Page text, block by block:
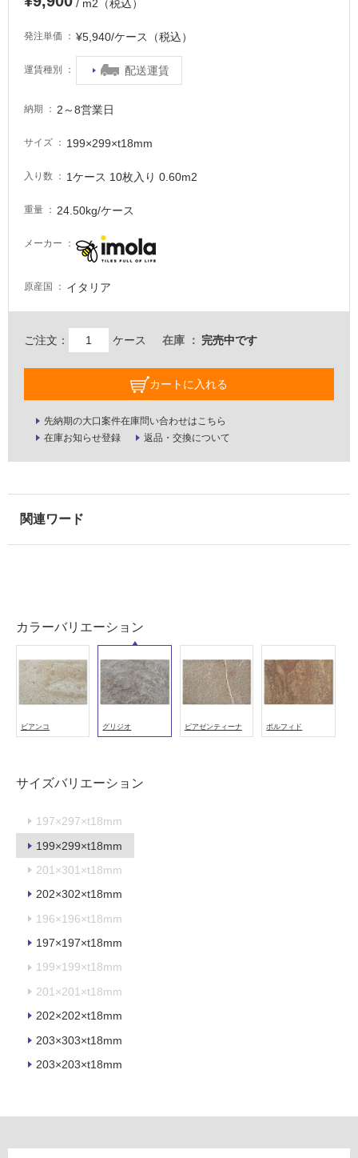
/ m2（税込）
発注単価 ¥5,940/ケース（税込）
運賃種別 配送運賃
納期 2～8営業日
サイズ 199×299×t18mm
入り数 1ケース 10枚入り 0.60m2
重量 24.50kg/ケース
メーカー
原産国 イタリア
ご注文： ケース 在庫 完売中です
カートに入れる
先納期の大口案件在庫問い合わせはこちら
在庫お知らせ登録
返品・交換について
カラーバリエーション
ビアンコ グリジオ ピアゼンティーナ ポルフィド
サイズバリエーション
197×297×t18mm
199×299×t18mm
201×301×t18mm
202×302×t18mm
196×196×t18mm
197×197×t18mm
199×199×t18mm
201×201×t18mm
202×202×t18mm
203×303×t18mm
203×203×t18mm
し
い
る
適
し
い
が
意
必
適
い
壁・
壁・
浴
用
可
能
使
用
冷
以
外)
使
用
不
ロ
ー